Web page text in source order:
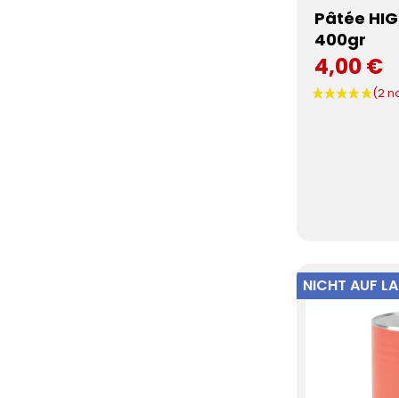
Pâtée
400gr
4,00 €
NICHT AUF